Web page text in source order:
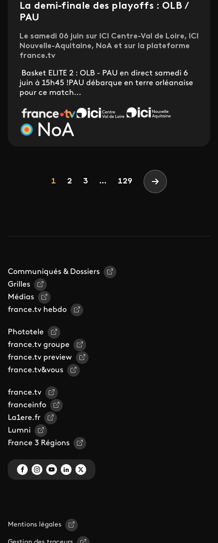
La demi-finale des playoffs : OLB /
PAU
Le samedi 06 juin sur ICI Centre-Val de Loire, ICI
Nouvelle-Aquitaine, NoA et sur la plateforme
france.tv
Basket ELITE 2 : OLB - PAU en direct samedi 6
juin à 15h45 !PAU débarque en terre orléanaise
pour ce match...
Page
1 Page
2 Page
3 ... 129 Page suivante
Communiqués & Dossiers
Grilles
Médias
france.tv hebdo
Phototele
france.tv groupe
france.tv preview
france.tv&vous
france.tv
franceinfo
La1ere.fr
Lumni
France 3 Régions
Mentions légales